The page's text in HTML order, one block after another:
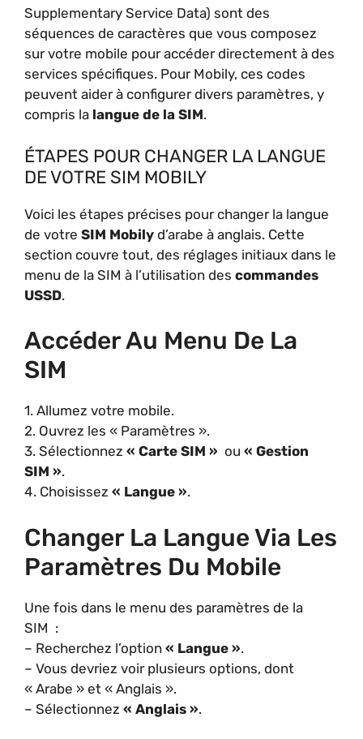
Supplementary Service Data) sont des
séquences de caractères que vous composez
sur votre mobile pour accéder directement à des
services spécifiques. Pour Mobily, ces codes
peuvent aider à configurer divers paramètres, y
compris la langue de la SIM.
ÉTAPES POUR CHANGER LA LANGUE
DE VOTRE SIM MOBILY
Voici les étapes précises pour changer la langue
de votre SIM Mobily d’arabe à anglais. Cette
section couvre tout, des réglages initiaux dans le
menu de la SIM à l’utilisation des commandes
USSD.
Accéder Au Menu De La
SIM
1. Allumez votre mobile.
2. Ouvrez les « Paramètres ».
3. Sélectionnez « Carte SIM » ou « Gestion
SIM ».
4. Choisissez « Langue ».
Changer La Langue Via Les
Paramètres Du Mobile
Une fois dans le menu des paramètres de la
SIM :
– Recherchez l’option « Langue ».
– Vous devriez voir plusieurs options, dont
« Arabe » et « Anglais ».
– Sélectionnez « Anglais ».